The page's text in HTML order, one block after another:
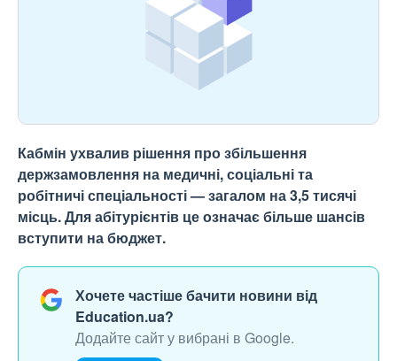
Кабмін ухвалив рішення про збільшення
держзамовлення на медичні, соціальні та
робітничі спеціальності — загалом на 3,5 тисячі
місць. Для абітурієнтів це означає більше шансів
вступити на бюджет.
Хочете частіше бачити новини від
Education.ua?
Додайте сайт у вибрані в Google.